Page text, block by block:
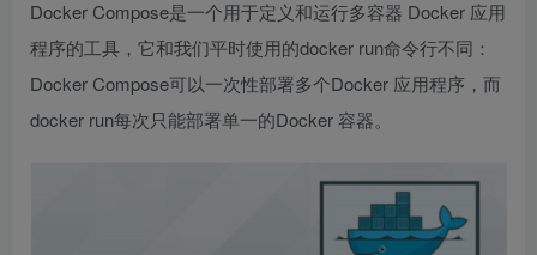
Docker Compose是一个用于定义和运行多容器 Docker 应用
程序的工具，它和我们平时使用的docker run命令行不同：
Docker Compose可以一次性部署多个Docker 应用程序，而
docker run每次只能部署单一的Docker 容器。